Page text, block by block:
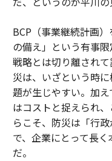
BCP（事業継続計画
の備え」という有事
戦略とは切り離され
災は、いざという時
題が生じやすい。加
はコストと捉えられ
らこそ、防災は「行
で、企業にとって長
だ。